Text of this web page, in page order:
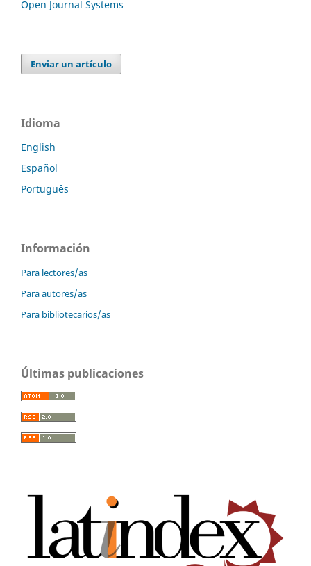
Open Journal Systems
Enviar un artículo
Idioma
English
Español
Português
Información
Para lectores/as
Para autores/as
Para bibliotecarios/as
Últimas publicaciones